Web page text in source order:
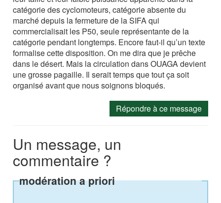
catégorie des cyclomoteurs, catégorie absente du
marché depuis la fermeture de la SIFA qui
commercialisait les P50, seule représentante de la
catégorie pendant longtemps. Encore faut-il qu’un texte
formalise cette disposition. On me dira que je prêche
dans le désert. Mais la circulation dans OUAGA devient
une grosse pagaille. Il serait temps que tout ça soit
organisé avant que nous soignons bloqués.
Répondre à ce message
Un message, un
commentaire ?
modération a priori